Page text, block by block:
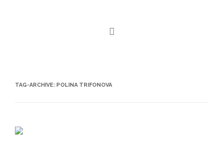
TAG-ARCHIVE: POLINA TRIFONOVA